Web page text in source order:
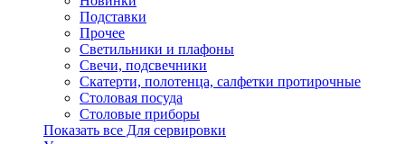
Подставки
Прочее
Светильники и плафоны
Свечи, подсвечники
Скатерти, полотенца, салфетки протирочные
Столовая посуда
Столовые приборы
Показать все Для сервировки